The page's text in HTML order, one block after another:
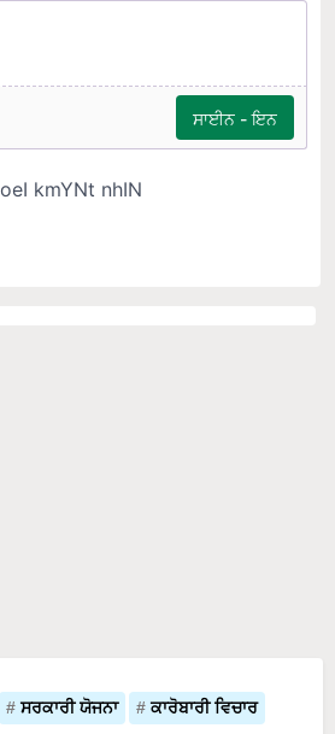
ਸਰਕਾਰੀ ਯੋਜਨਾ ਕਾਰੋਬਾਰੀ ਵਿਚਾਰ